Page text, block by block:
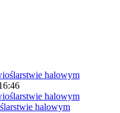
halowym